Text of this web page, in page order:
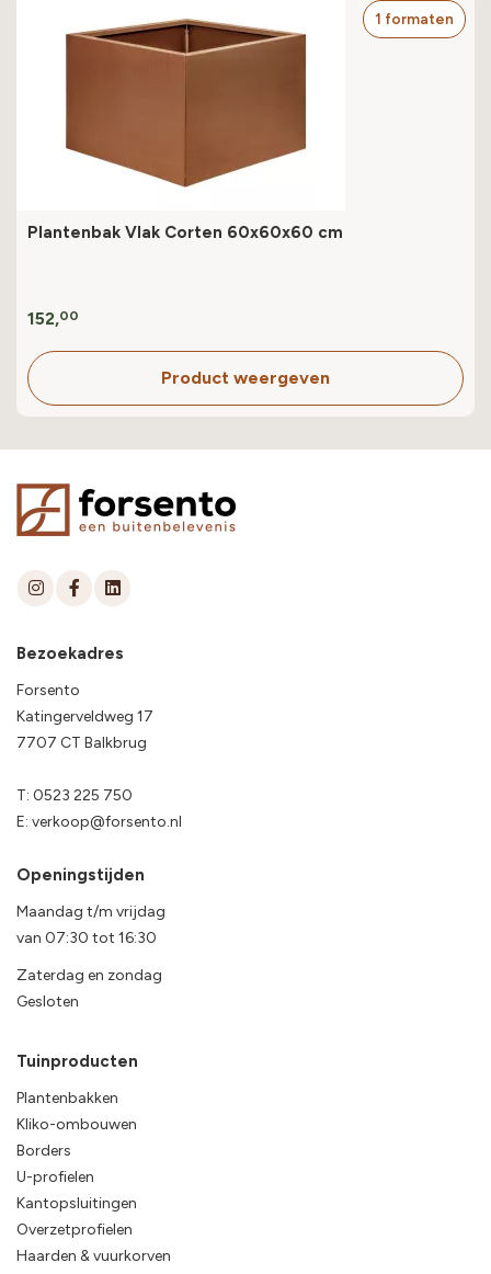
1 formaten
Plantenbak Vlak Corten 60x60x60 cm
152,00
Product weergeven
Bezoekadres
Forsento
Katingerveldweg 17
7707 CT Balkbrug
T: 0523 225 750
E: verkoop@forsento.nl
Openingstijden
Maandag t/m vrijdag
van 07:30 tot 16:30
Zaterdag en zondag
Gesloten
Tuinproducten
Plantenbakken
Kliko-ombouwen
Borders
U-profielen
Kantopsluitingen
Overzetprofielen
Haarden & vuurkorven